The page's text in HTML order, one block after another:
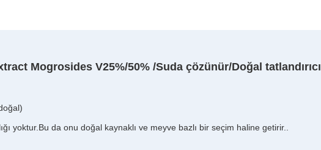
Mogrosides V25%/50% /Suda çözünür/Doğal tatlandırıcı
yoktur.Bu da onu doğal kaynaklı ve meyve bazlı bir seçim haline getirir..